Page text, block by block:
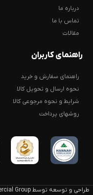
درباره ما
تماس با ما
مقالات
راهنمای کاربران
راهنمای سفارش و خرید
نحوه ارسال و تحویل کالا
شرایط و نحوه مرجوعی کالا
روشهای پرداخت